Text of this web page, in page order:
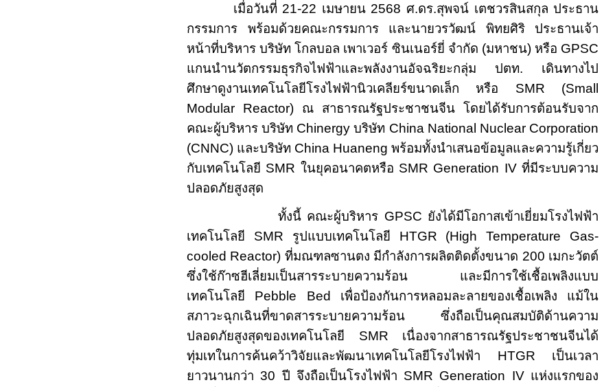
เมื่อวันที่ 21-22 เมษายน 2568 ศ.ดร.สุพจน์ เตชวรสินสกุล ประธาน
กรรมการ พร้อมด้วยคณะกรรมการ และนายวรวัฒน์ พิทยศิริ ประธานเจ้า
หน้าที่บริหาร บริษัท โกลบอล เพาเวอร์ ซินเนอร์ยี่ จำกัด (มหาชน) หรือ GPSC
แกนนำนวัตกรรมธุรกิจไฟฟ้าและพลังงานอัจฉริยะกลุ่ม ปตท. เดินทางไป
ศึกษาดูงานเทคโนโลยีโรงไฟฟ้านิวเคลียร์ขนาดเล็ก หรือ SMR (Small
Modular Reactor) ณ สาธารณรัฐประชาชนจีน โดยได้รับการต้อนรับจาก
คณะผู้บริหาร บริษัท Chinergyบริษัท China National Nuclear Corporation
(CNNC) และบริษัท China Huaneng พร้อมทั้งนำเสนอข้อมูลและความรู้เกี่ยว
กับเทคโนโลยี SMR ในยุคอนาคตหรือ SMR Generation IVที่มีระบบความ
ปลอดภัยสูงสุด
ทั้งนี้ คณะผู้บริหาร GPSC ยังได้มีโอกาสเข้าเยี่ยมโรงไฟฟ้า
เทคโนโลยี SMR รูปแบบเทคโนโลยี HTGR (High Temperature Gas-
cooled Reactor) ที่มณฑลซานตง มีกำลังการผลิตติดตั้งขนาด 200 เมกะวัตต์
ซึ่งใช้ก๊าซฮีเลี่ยมเป็นสารระบายความร้อน และมีการใช้เชื้อเพลิงแบบ
เทคโนโลยี Pebble Bed เพื่อป้องกันการหลอมละลายของเชื้อเพลิง แม้ใน
สภาวะฉุกเฉินที่ขาดสารระบายความร้อน ซึ่งถือเป็นคุณสมบัติด้านความ
ปลอดภัยสูงสุดของเทคโนโลยี SMR เนื่องจากสาธารณรัฐประชาชนจีนได้
ทุ่มเทในการค้นคว้าวิจัยและพัฒนาเทคโนโลยีโรงไฟฟ้า HTGR เป็นเวลา
ยาวนานกว่า30 ปี จึงถือเป็นโรงไฟฟ้า SMR Generation IVแห่งแรกของ